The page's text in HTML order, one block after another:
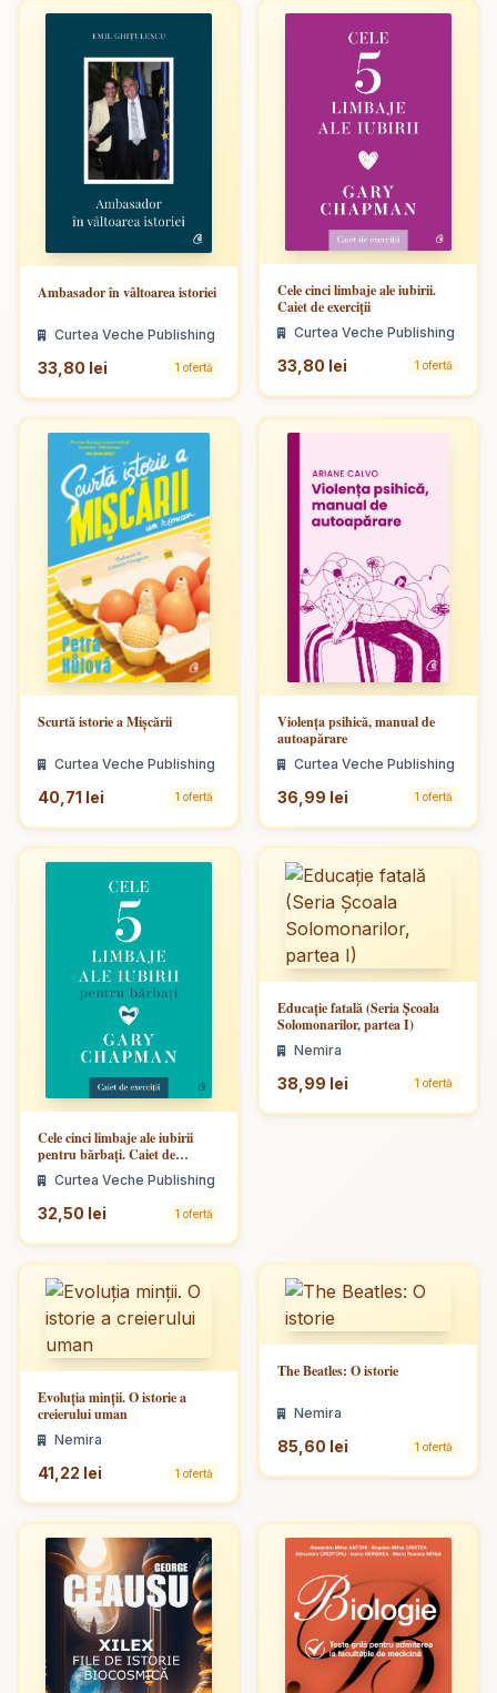
Ambasador în vâltoarea istoriei
Curtea Veche Publishing
33,80 lei 1 ofertă
Cele cinci limbaje ale iubirii.
Caiet de exerciții
Curtea Veche Publishing
33,80 lei 1 ofertă
Scurtă istorie a Mișcării
Curtea Veche Publishing
40,71 lei 1 ofertă
Violența psihică, manual de
autoapărare
Curtea Veche Publishing
36,99 lei 1 ofertă
Cele cinci limbaje ale iubirii
pentru bărbați. Caiet de
exerciții
Curtea Veche Publishing
32,50 lei 1 ofertă
Educație fatală (Seria Școala
Solomonarilor, partea I)
Nemira
38,99 lei 1 ofertă
Evoluția minții. O istorie a
creierului uman
Nemira
41,22 lei 1 ofertă
The Beatles: O istorie
Nemira
85,60 lei 1 ofertă